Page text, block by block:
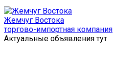
Перейти
к
содержимому
Жемчуг Востока
торгово-импортная компания
Актуальные объявления тут